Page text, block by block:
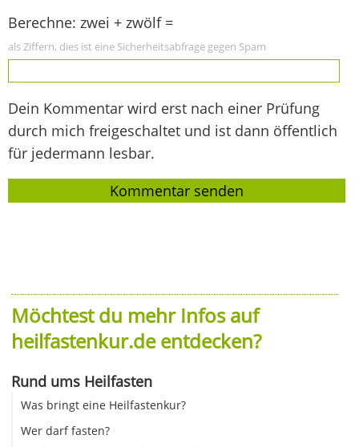
Berechne: zwei + zwölf =
als Ziffern, dies ist eine Sicherheitsabfrage gegen Spam
Dein Kommentar wird erst nach einer Prüfung
durch mich freigeschaltet und ist dann öffentlich
für jedermann lesbar.
Möchtest du mehr Infos auf
heilfastenkur.de entdecken?
Rund ums Heilfasten
Was bringt eine Heilfastenkur?
Wer darf fasten?